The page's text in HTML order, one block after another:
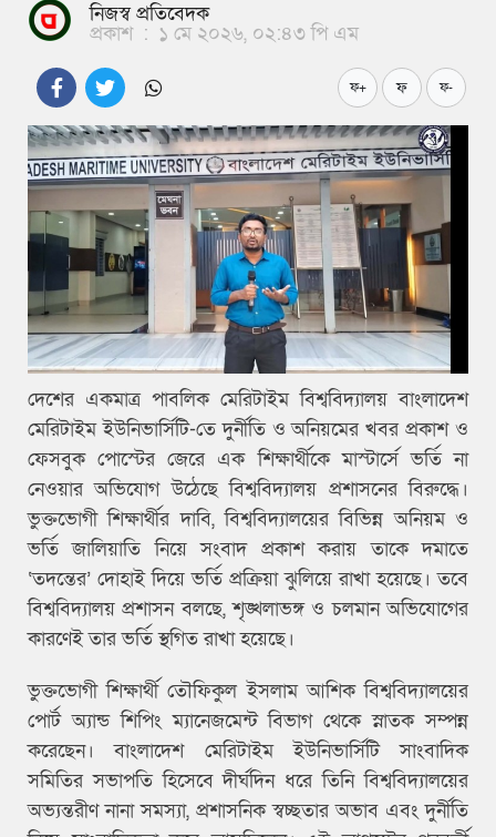
নিজস্ব প্রতিবেদক
প্রকাশ : ১ মে ২০২৬, ০২:৪৩ পি এম
ফ+ ফ ফ-
দেশের একমাত্র পাবলিক মেরিটাইম বিশ্ববিদ্যালয় বাংলাদেশ
মেরিটাইম ইউনিভার্সিটি-তে দুর্নীতি ও অনিয়মের খবর প্রকাশ ও
ফেসবুক পোস্টের জেরে এক শিক্ষার্থীকে মাস্টার্সে ভর্তি না
নেওয়ার অভিযোগ উঠেছে বিশ্ববিদ্যালয় প্রশাসনের বিরুদ্ধে।
ভুক্তভোগী শিক্ষার্থীর দাবি, বিশ্ববিদ্যালয়ের বিভিন্ন অনিয়ম ও
ভর্তি জালিয়াতি নিয়ে সংবাদ প্রকাশ করায় তাকে দমাতে
‘তদন্তের’ দোহাই দিয়ে ভর্তি প্রক্রিয়া ঝুলিয়ে রাখা হয়েছে। তবে
বিশ্ববিদ্যালয় প্রশাসন বলছে, শৃঙ্খলাভঙ্গ ও চলমান অভিযোগের
কারণেই তার ভর্তি স্থগিত রাখা হয়েছে।
ভুক্তভোগী শিক্ষার্থী তৌফিকুল ইসলাম আশিক বিশ্ববিদ্যালয়ের
পোর্ট অ্যান্ড শিপিং ম্যানেজমেন্ট বিভাগ থেকে স্নাতক সম্পন্ন
করেছেন। বাংলাদেশ মেরিটাইম ইউনিভার্সিটি সাংবাদিক
সমিতির সভাপতি হিসেবে দীর্ঘদিন ধরে তিনি বিশ্ববিদ্যালয়ের
অভ্যন্তরীণ নানা সমস্যা, প্রশাসনিক স্বচ্ছতার অভাব এবং দুর্নীতি